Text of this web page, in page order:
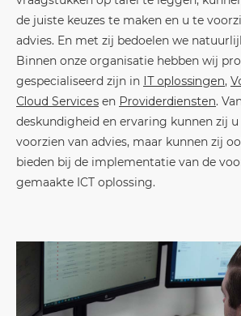
de juiste keuzes te maken en u te
advies. En met zij bedoelen we
Binnen onze organisatie hebben wij
gespecialiseerd zijn in IT oplossingen,
Cloud Services en Providerdiensten.
deskundigheid en ervaring kunnen zij
voorzien van advies, maar kunnen zij
bieden bij de implementatie van de
gemaakte ICT oplossing.